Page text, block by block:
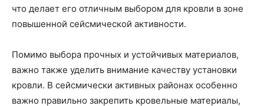
что делает его отличным выбором для кровли в зоне
повышенной сейсмической активности.
Помимо выбора прочных и устойчивых материалов,
важно также уделить внимание качеству установки
кровли. В сейсмически активных районах особенно
важно правильно закрепить кровельные материалы,